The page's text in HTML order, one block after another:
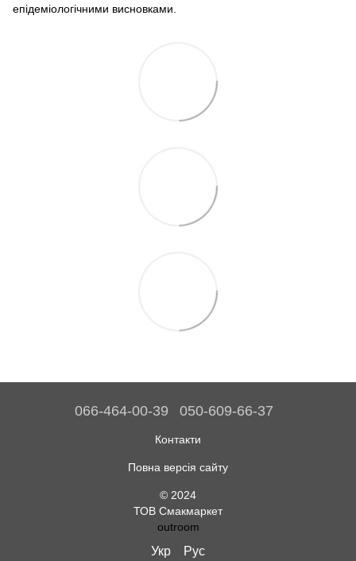
епідеміологічними висновками.
066-464-00-39 050-609-66-37
Контакти
Повна версія сайту
© 2024
ТОВ Смакмаркет
outroom
Укр Рус